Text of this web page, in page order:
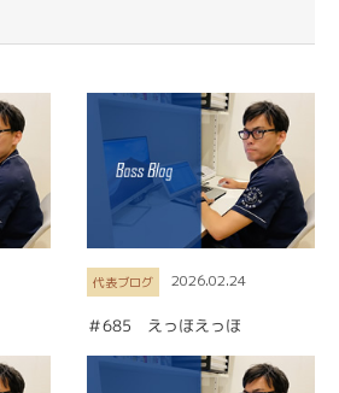
代表ブログ 2026.02.24
＃685 えっほえっほ